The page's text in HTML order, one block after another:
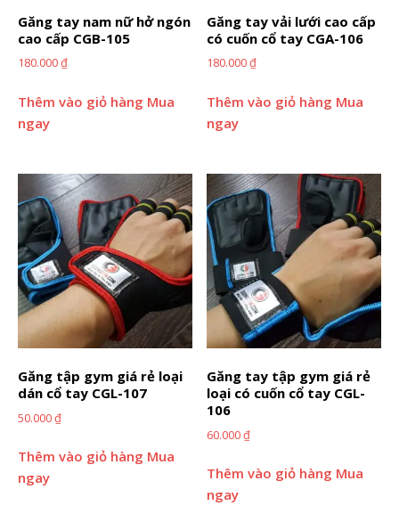
Găng tay nam nữ hở ngón
cao cấp CGB-105
180.000₫
Thêm vào giỏ hàng Mua
ngay
Găng tay vải lưới cao cấp
có cuốn cổ tay CGA-106
180.000₫
Thêm vào giỏ hàng Mua
ngay
Găng tập gym giá rẻ loại
dán cổ tay CGL-107
50.000₫
Thêm vào giỏ hàng Mua
ngay
Găng tay tập gym giá rẻ
loại có cuốn cổ tay CGL-
106
60.000₫
Thêm vào giỏ hàng Mua
ngay